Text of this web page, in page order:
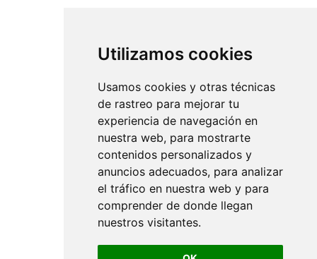
Utilizamos cookies
Usamos cookies y otras técnicas
de rastreo para mejorar tu
experiencia de navegación en
nuestra web, para mostrarte
contenidos personalizados y
anuncios adecuados, para analizar
el tráfico en nuestra web y para
comprender de donde llegan
nuestros visitantes.